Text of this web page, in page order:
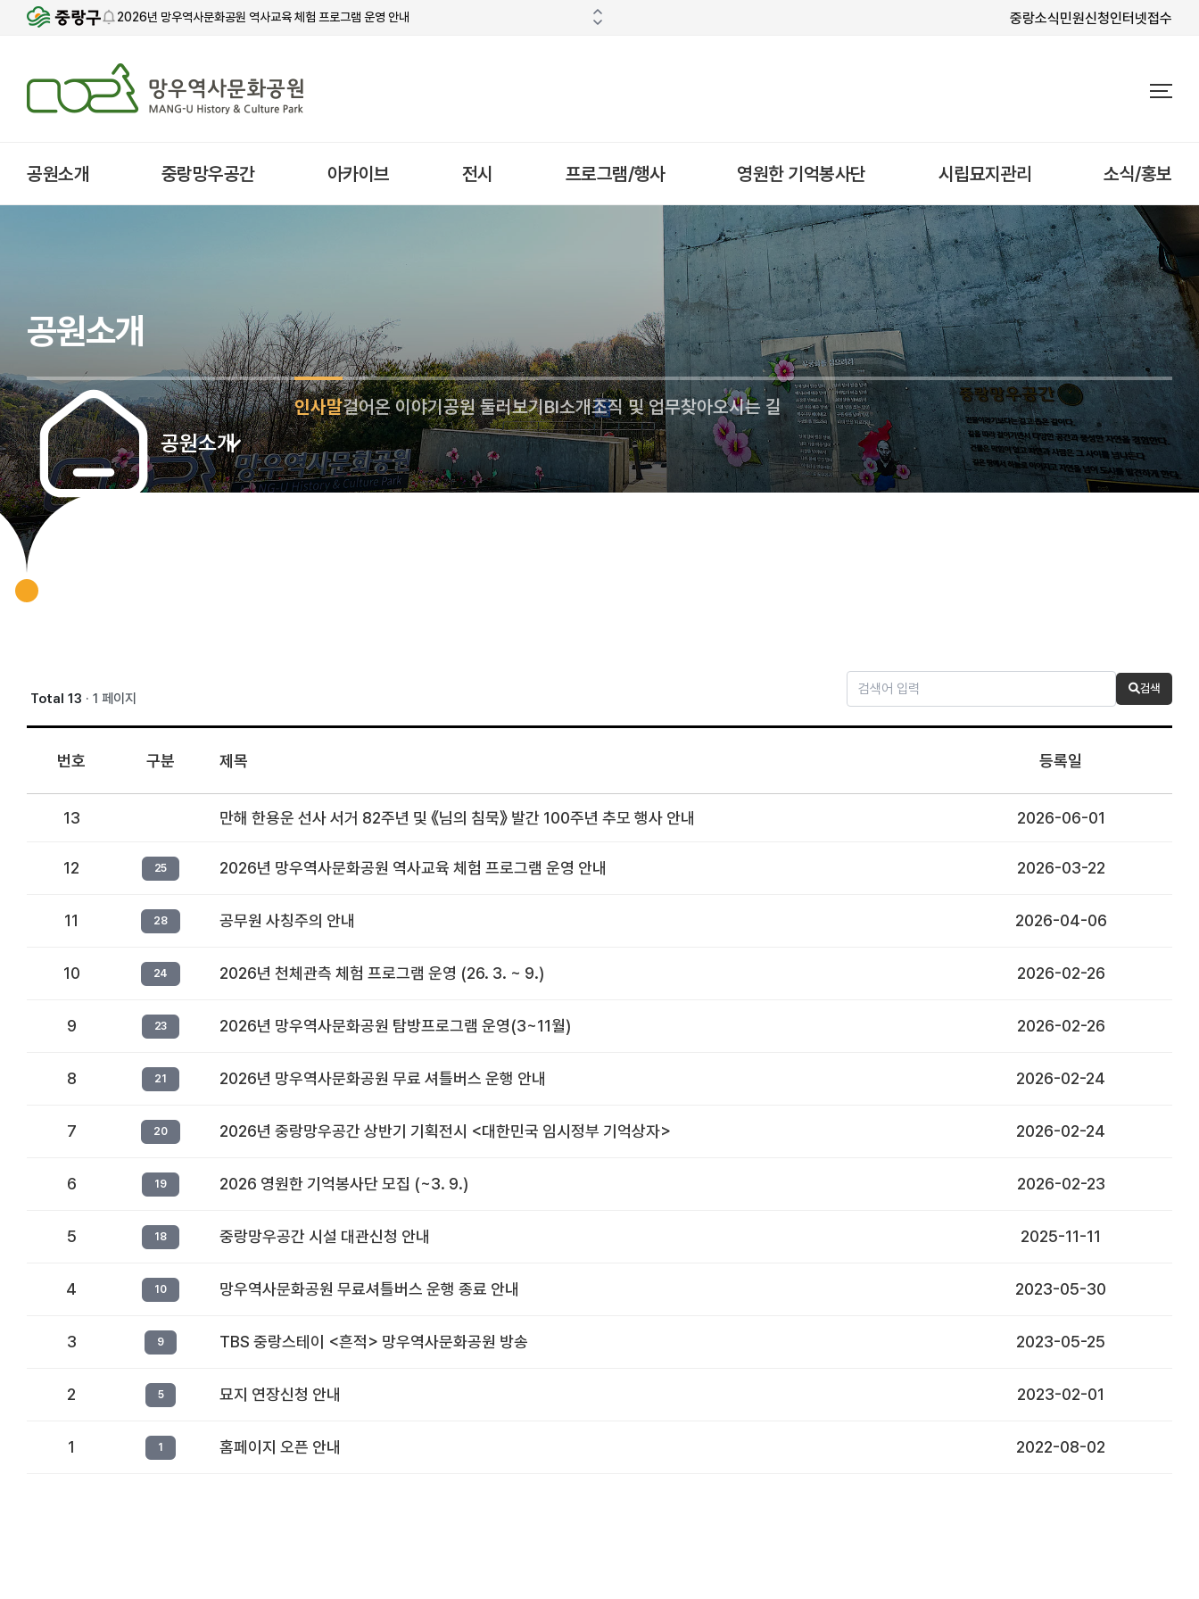
2026년 망우역사문화공원 역사교육 체험 프로그램 운영 안내 중랑소식민원신청인터넷접수
공원소개 중랑망우공간 아카이브 전시 프로그램/행사 영원한 기억봉사단 시립묘지관리 소식/홍보
공원소개
인사말걸어온 이야기공원 둘러보기BI소개조직 및 업무찾아오시는 길
공원소개
Total 13 · 1 페이지
검색
번호 구분 제목 등록일
13 만해 한용운 선사 서거 82주년 및 《님의 침묵》 발간 100주년 추모 행사 안내 2026-06-01
12 25 2026년 망우역사문화공원 역사교육 체험 프로그램 운영 안내 2026-03-22
11 28 공무원 사칭주의 안내 2026-04-06
10 24 2026년 천체관측 체험 프로그램 운영 (26. 3. ~ 9.) 2026-02-26
9 23 2026년 망우역사문화공원 탐방프로그램 운영(3~11월) 2026-02-26
8 21 2026년 망우역사문화공원 무료 셔틀버스 운행 안내 2026-02-24
7 20 2026년 중랑망우공간 상반기 기획전시 <대한민국 임시정부 기억상자> 2026-02-24
6 19 2026 영원한 기억봉사단 모집 (~3. 9.) 2026-02-23
5 18 중랑망우공간 시설 대관신청 안내 2025-11-11
4 10 망우역사문화공원 무료셔틀버스 운행 종료 안내 2023-05-30
3 9 TBS 중랑스테이 <흔적> 망우역사문화공원 방송 2023-05-25
2 5 묘지 연장신청 안내 2023-02-01
1 1 홈페이지 오픈 안내 2022-08-02